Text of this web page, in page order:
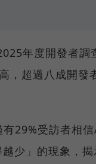
年度開發者調
超過八成開發
29%受訪者相
少」的現象，